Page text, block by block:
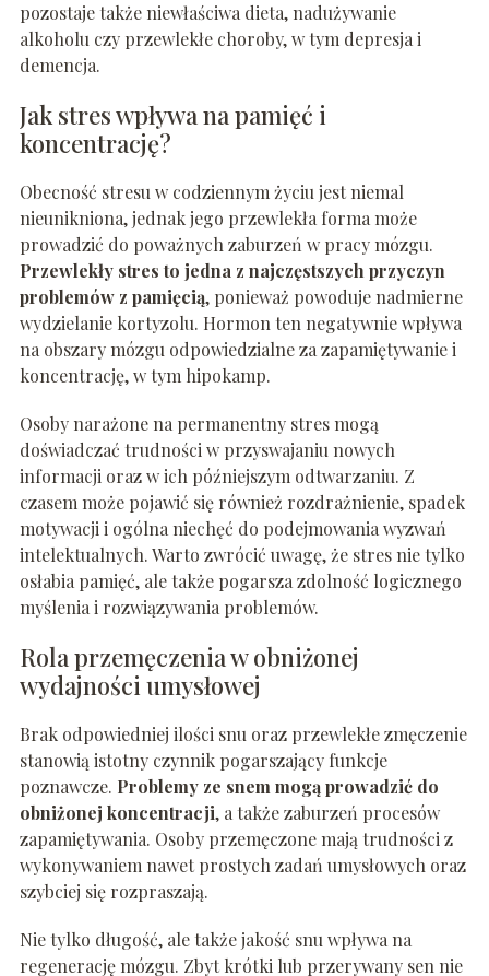
pozostaje także niewłaściwa dieta, nadużywanie
alkoholu czy przewlekłe choroby, w tym depresja i
demencja.
Jak stres wpływa na pamięć i
koncentrację?
Obecność stresu w codziennym życiu jest niemal
nieunikniona, jednak jego przewlekła forma może
prowadzić do poważnych zaburzeń w pracy mózgu.
Przewlekły stres to jedna z najczęstszych przyczyn
problemów z pamięcią, ponieważ powoduje nadmierne
wydzielanie kortyzolu. Hormon ten negatywnie wpływa
na obszary mózgu odpowiedzialne za zapamiętywanie i
koncentrację, w tym hipokamp.
Osoby narażone na permanentny stres mogą
doświadczać trudności w przyswajaniu nowych
informacji oraz w ich późniejszym odtwarzaniu. Z
czasem może pojawić się również rozdrażnienie, spadek
motywacji i ogólna niechęć do podejmowania wyzwań
intelektualnych. Warto zwrócić uwagę, że stres nie tylko
osłabia pamięć, ale także pogarsza zdolność logicznego
myślenia i rozwiązywania problemów.
Rola przemęczenia w obniżonej
wydajności umysłowej
Brak odpowiedniej ilości snu oraz przewlekłe zmęczenie
stanowią istotny czynnik pogarszający funkcje
poznawcze. Problemy ze snem mogą prowadzić do
obniżonej koncentracji, a także zaburzeń procesów
zapamiętywania. Osoby przemęczone mają trudności z
wykonywaniem nawet prostych zadań umysłowych oraz
szybciej się rozpraszają.
Nie tylko długość, ale także jakość snu wpływa na
regenerację mózgu. Zbyt krótki lub przerywany sen nie